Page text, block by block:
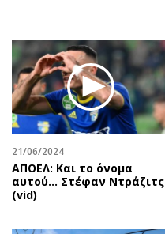
21/06/2024
ΑΠΟΕΛ: Και το όνομα
αυτού... Στέφαν Ντράζιτς
(vid)